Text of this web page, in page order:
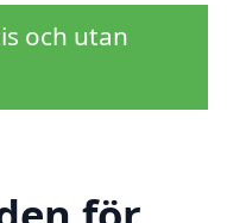
och utan